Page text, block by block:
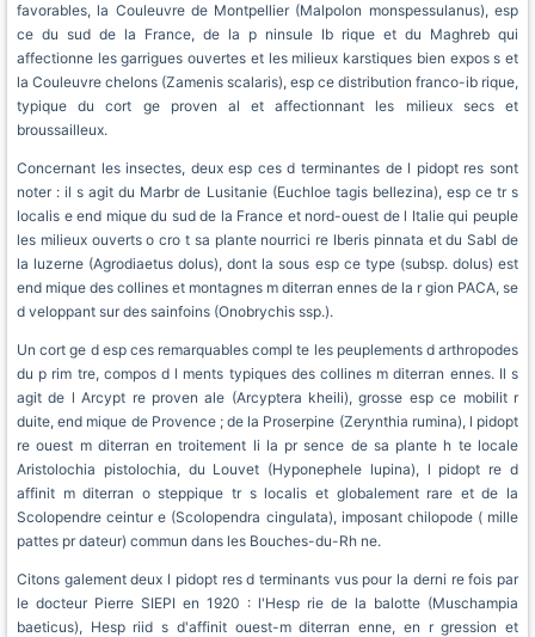
favorables, la Couleuvre de Montpellier (Malpolon monspessulanus), esp
ce du sud de la France, de la p ninsule Ib rique et du Maghreb qui
affectionne les garrigues ouvertes et les milieux karstiques bien expos s et
la Couleuvre chelons (Zamenis scalaris), esp ce distribution franco-ib rique,
typique du cort ge proven al et affectionnant les milieux secs et
broussailleux.
Concernant les insectes, deux esp ces d terminantes de l pidopt res sont
noter : il s agit du Marbr de Lusitanie (Euchloe tagis bellezina), esp ce tr s
localis e end mique du sud de la France et nord-ouest de l Italie qui peuple
les milieux ouverts o cro t sa plante nourrici re Iberis pinnata et du Sabl de
la luzerne (Agrodiaetus dolus), dont la sous esp ce type (subsp. dolus) est
end mique des collines et montagnes m diterran ennes de la r gion PACA, se
d veloppant sur des sainfoins (Onobrychis ssp.).
Un cort ge d esp ces remarquables compl te les peuplements d arthropodes
du p rim tre, compos d l ments typiques des collines m diterran ennes. Il s
agit de l Arcypt re proven ale (Arcyptera kheili), grosse esp ce mobilit r
duite, end mique de Provence ; de la Proserpine (Zerynthia rumina), l pidopt
re ouest m diterran en troitement li la pr sence de sa plante h te locale
Aristolochia pistolochia, du Louvet (Hyponephele lupina), l pidopt re d
affinit m diterran o steppique tr s localis et globalement rare et de la
Scolopendre ceintur e (Scolopendra cingulata), imposant chilopode ( mille
pattes pr dateur) commun dans les Bouches-du-Rh ne.
Citons galement deux l pidopt res d terminants vus pour la derni re fois par
le docteur Pierre SIEPI en 1920 : l'Hesp rie de la balotte (Muschampia
baeticus), Hesp riid s d'affinit ouest-m diterran enne, en r gression et